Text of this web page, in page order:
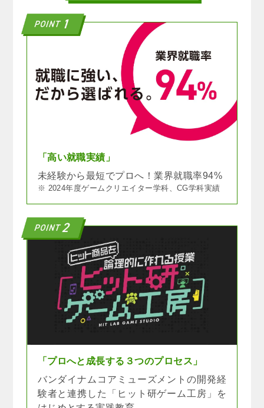
「高い就職実績」
未経験から最短でプロへ！業界就職率94%
※ 2024年度ゲームクリエイター学科、CG学科実績
「プロへと成長する３つのプロセス」
バンダイナムコアミューズメントの開発経
験者と連携した「ヒット研ゲーム工房」を